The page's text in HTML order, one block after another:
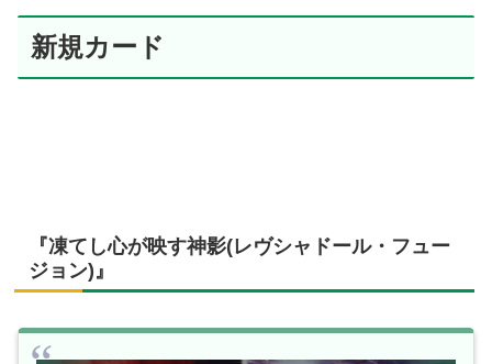
新規カード
『凍てし心が映す神影(レヴシャドール・フュー
ジョン)』